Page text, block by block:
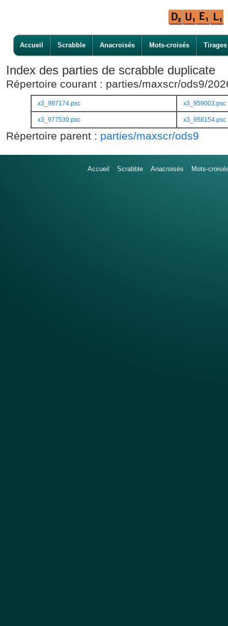
Accueil Scrabble Anacroisés Mots-croisés Tirages
Index des parties de scrabble duplicate
Répertoire courant : parties/maxscr/ods9/
x3_987174.psc x3_959003.psc
x3_977530.psc x3_958154.psc
Répertoire parent : parties/maxscr/ods9
Accueil Scrabble Anacroisés Mots-